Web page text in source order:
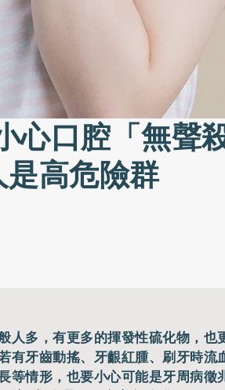
口腔「無聲
高危險群
人多，有更多的揮發性硫化物，也
有牙齒動搖、牙齦紅腫、刷牙時流
等情形，也要小心可能是牙周病徵